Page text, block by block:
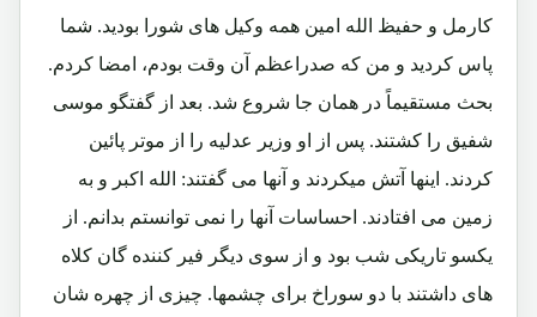
کارمل و حفیظ الله امین همه وکیل های شورا بودید. شما
پاس کردید و من که صدراعظم آن وقت بودم، امضا کردم.
بحث مستقیماً در همان جا شروع شد. بعد از گفتگو موسی
شفیق را کشتند. پس از او وزیر عدلیه را از موتر پائین
کردند. اینها آتش میکردند و آنها می گفتند: الله اکبر و به
زمین می افتادند. احساسات آنها را نمی توانستم بدانم. از
یکسو تاریکی شب بود و از سوی دیگر فیر کننده گان کلاه
های داشتند با دو سوراخ برای چشمها. چیزی از چهره شان